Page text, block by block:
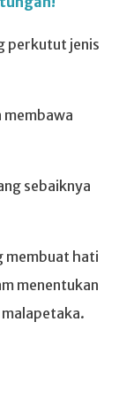
perkutut jenis
membawa
sebaiknya
membuat hati
menentukan